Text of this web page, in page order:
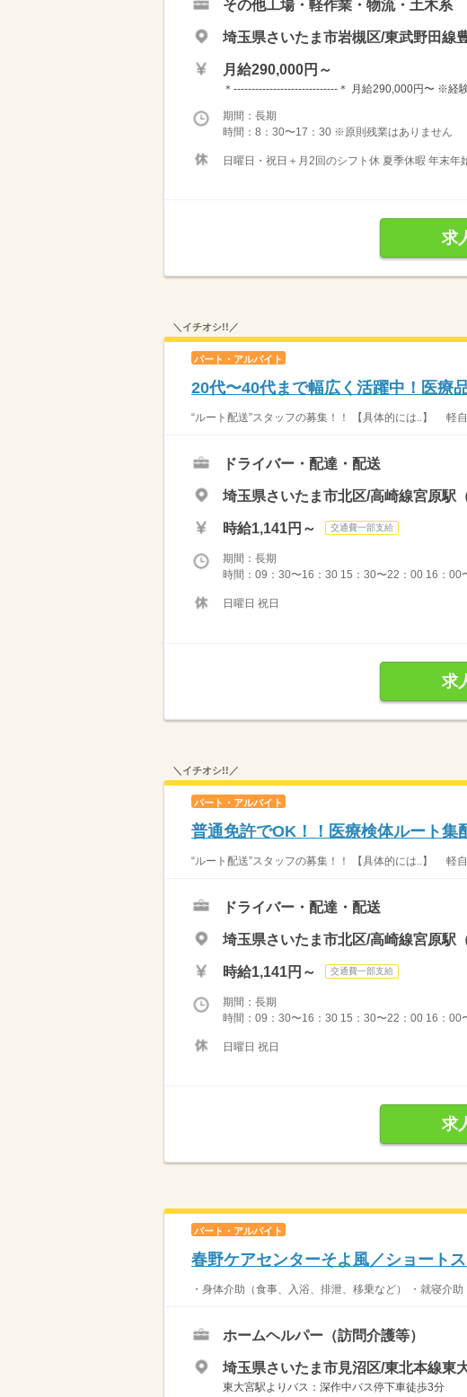
その他工場・軽作業・物流・土木系
埼玉県さいたま市岩槻区/東武野田線
月給290,000円～
＊-----------------------------＊ 月給290,000円〜 ※経
期間：長期
時間：8：30〜17：30 ※原則残業はありません
日曜日・祝日＋月2回のシフト休 夏季休暇 年末年
求
＼イチオシ!!／
パート・アルバイト
20代〜40代まで幅広く活躍中！医療
“ルート配送”スタッフの募集！！ 【具体的には..】
ドライバー・配達・配送
埼玉県さいたま市北区/高崎線宮原駅
時給1,141円～ 交通費一部支給
期間：長期
時間：09：30〜16：30 15：30〜22：00 16：
日曜日 祝日
求
＼イチオシ!!／
パート・アルバイト
普通免許でOK！！医療検体ルート
“ルート配送”スタッフの募集！！ 【具体的には..】
ドライバー・配達・配送
埼玉県さいたま市北区/高崎線宮原駅
時給1,141円～ 交通費一部支給
期間：長期
時間：09：30〜16：30 15：30〜22：00 16：
日曜日 祝日
求
パート・アルバイト
春野ケアセンターそよ風／ショート
・身体介助（食事、入浴、排泄、移乗など） ・就寝介
ホームヘルパー（訪問介護等）
埼玉県さいたま市見沼区/東北本線東
東大宮駅よりバス：深作中バス停下車徒歩3分